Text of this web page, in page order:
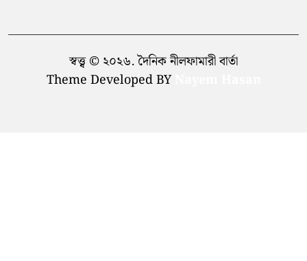
স্বত্ত্ব © ২০২৬. দৈনিক নীলফামারী বার্তা
Theme Developed BY